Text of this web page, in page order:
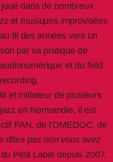
dans de nombreux
et musiques improvisées
fil des années vers un
par sa pratique de
et du field
recording.
et initiateur de plusieurs
en Normandie, il est
PAN, de l’OMEDOC, de
dîtes pas non vous avez
Petit Label depuis 2007.